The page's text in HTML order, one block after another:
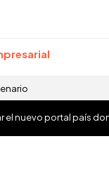
el nuevo portal país